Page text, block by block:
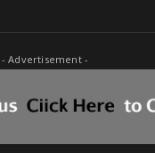
- Advertisement -